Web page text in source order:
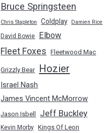
Bruce Springsteen
Chris Stapleton Coldplay Damien Rice
David Bowie Elbow
Fleet Foxes Fleetwood Mac
Grizzly Bear Hozier
Israel Nash
James Vincent McMorrow
Jason Isbell Jeff Buckley
Kevin Morby Kings Of Leon